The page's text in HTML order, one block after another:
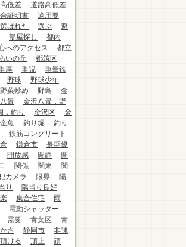
低差
道路高低差
証明書
適用要
選ばれた 選ぶ
避
部屋探し
都内
へのアクセス
都立
いの丘
都筑区
厚 重説
重量鉄
野球
野球少年
野菜炒め 野鳥
金
景
金沢八景，野
，釣り
金沢区
金
金魚 釣り堀
釣り
鉄筋コンクリート
鎌倉市
長期優
開放感 閑静
閑
関係 関東
関
カメラ 限界
陽
り
陽当り良好
集合住宅
雨
電動シャッター
需要 青葉区
青
さ 静岡市
非課
頂ける 頂上
頑